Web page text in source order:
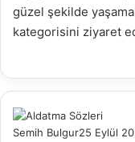
güzel şekilde
kategorisini ziyaret
Semih Bulgur25 Eylül